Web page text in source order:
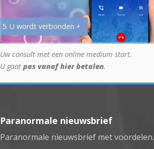
5. U wordt verbonden +
Uw consult met een online medium start.
U gaat pas vanaf hier betalen.
Paranormale nieuwsbrief
Paranormale nieuwsbrief met voordelen.